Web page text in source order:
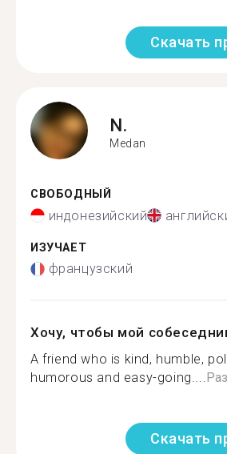
Скачать
N.
Medan
СВОБОДНЫЙ
индонезийский
ИЗУЧАЕТ
французский
Хочу, чтобы мой
A friend who is kind, humble,
humorous and easy-going....
Скачать